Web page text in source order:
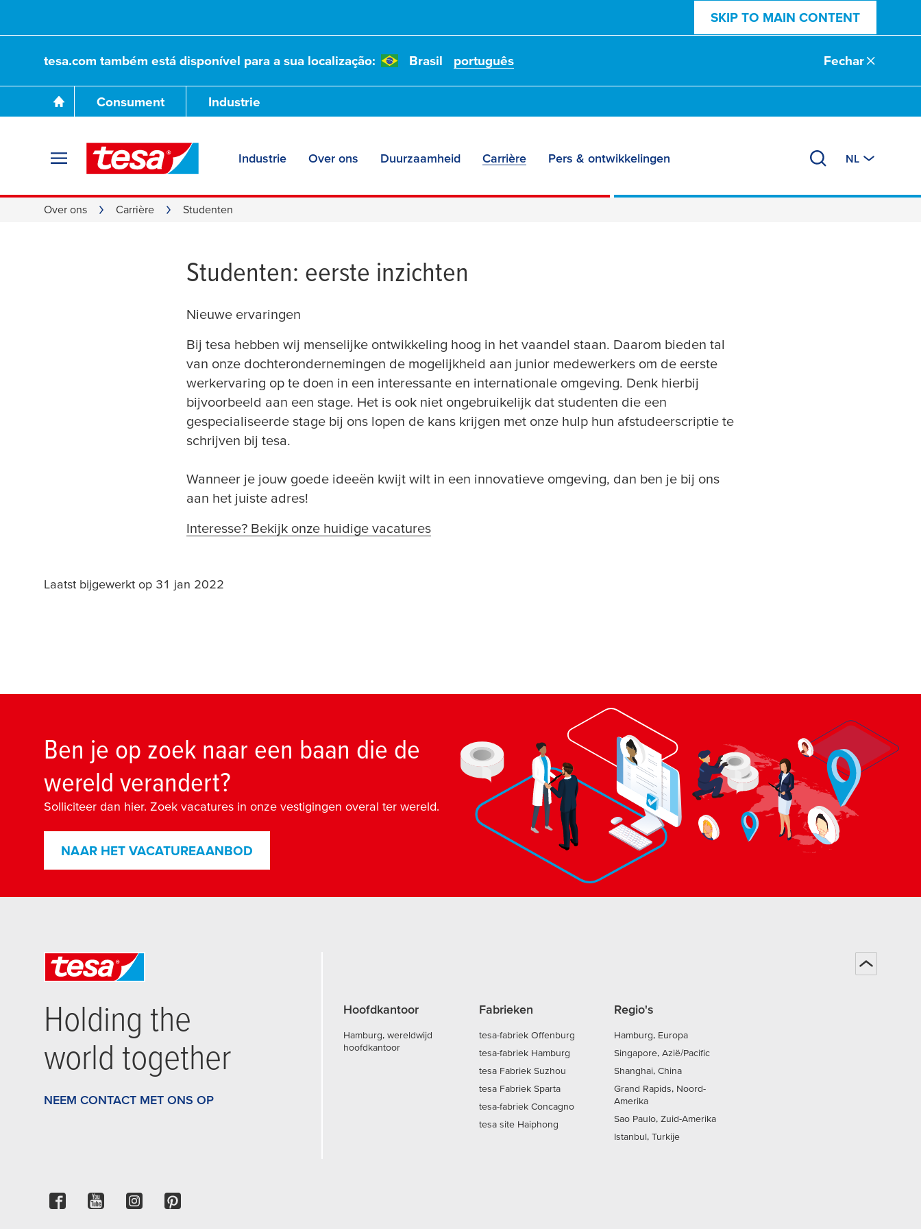
SKIP TO MAIN CONTENT
tesa.com também está disponível para a sua localização: Brasil português Fechar
Consument Industrie
Industrie Over ons Duurzaamheid Carrière Pers & ontwikkelingen NL
Over ons Carrière Studenten
Studenten
Studenten: eerste inzichten
Nieuwe ervaringen
Bij tesa hebben wij menselijke ontwikkeling hoog in het vaandel staan. Daarom bieden tal
van onze dochterondernemingen de mogelijkheid aan junior medewerkers om de eerste
werkervaring op te doen in een interessante en internationale omgeving. Denk hierbij
bijvoorbeeld aan een stage. Het is ook niet ongebruikelijk dat studenten die een
gespecialiseerde stage bij ons lopen de kans krijgen met onze hulp hun afstudeerscriptie te
schrijven bij tesa.
Wanneer je jouw goede ideeën kwijt wilt in een innovatieve omgeving, dan ben je bij ons
aan het juiste adres!
Interesse? Bekijk onze huidige vacatures
Laatst bijgewerkt op 31 jan 2022
Ben je op zoek naar een baan die de
wereld verandert?
Solliciteer dan hier. Zoek vacatures in onze vestigingen overal ter wereld.
NAAR HET VACATUREAANBOD
Holding the
world together
NEEM CONTACT MET ONS OP
Hoofdkantoor
Hamburg, wereldwijd
hoofdkantoor
Fabrieken
tesa-fabriek Offenburg
tesa-fabriek Hamburg
tesa Fabriek Suzhou
tesa Fabriek Sparta
tesa-fabriek Concagno
tesa site Haiphong
Regio's
Hamburg, Europa
Singapore, Azië/Pacific
Shanghai, China
Grand Rapids, Noord-
Amerika
Sao Paulo, Zuid-Amerika
Istanbul, Turkije